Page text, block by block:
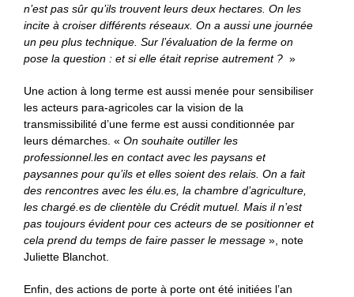
n’est pas sûr qu’ils trouvent leurs deux hectares. On les
incite à croiser différents réseaux. On a aussi une journée
un peu plus technique. Sur l’évaluation de la ferme on
pose la question : et si elle était reprise autrement ? »
Une action à long terme est aussi menée pour sensibiliser
les acteurs para-agricoles car la vision de la
transmissibilité d’une ferme est aussi conditionnée par
leurs démarches. « On souhaite outiller les
professionnel.les en contact avec les paysans et
paysannes pour qu’ils et elles soient des relais. On a fait
des rencontres avec les élu.es, la chambre d’agriculture,
les chargé.es de clientèle du Crédit mutuel. Mais il n’est
pas toujours évident pour ces acteurs de se positionner et
cela prend du temps de faire passer le message », note
Juliette Blanchot.
Enfin, des actions de porte à porte ont été initiées l’an